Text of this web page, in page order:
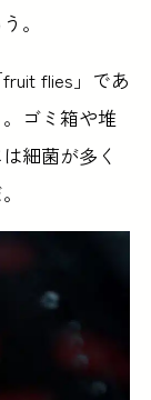
。
flies」であ
ゴミ箱や堆
細菌が多く